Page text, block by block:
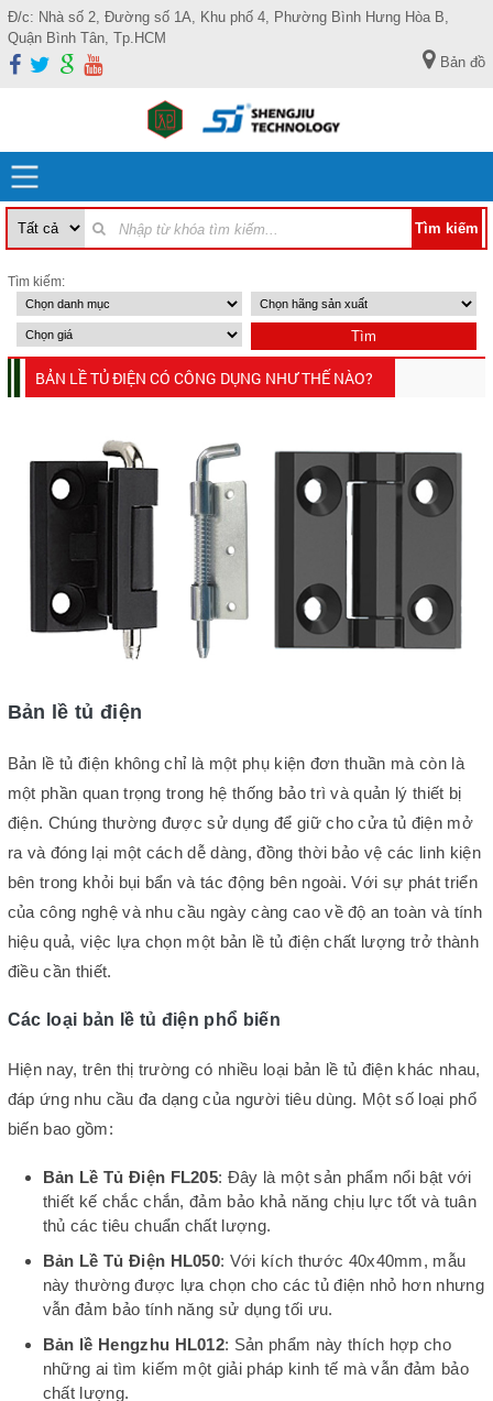
Đ/c: Nhà số 2, Đường số 1A, Khu phố 4, Phường Bình Hưng Hòa B,
Quận Bình Tân, Tp.HCM
Bản đồ
Tìm kiếm:
BẢN LỀ TỦ ĐIỆN CÓ CÔNG DỤNG NHƯ THẾ NÀO?
Bản lề tủ điện
Bản lề tủ điện không chỉ là một phụ kiện đơn thuần mà còn là
một phần quan trọng trong hệ thống bảo trì và quản lý thiết bị
điện. Chúng thường được sử dụng để giữ cho cửa tủ điện mở
ra và đóng lại một cách dễ dàng, đồng thời bảo vệ các linh kiện
bên trong khỏi bụi bẩn và tác động bên ngoài. Với sự phát triển
của công nghệ và nhu cầu ngày càng cao về độ an toàn và tính
hiệu quả, việc lựa chọn một bản lề tủ điện chất lượng trở thành
điều cần thiết.
Các loại bản lề tủ điện phổ biến
Hiện nay, trên thị trường có nhiều loại bản lề tủ điện khác nhau,
đáp ứng nhu cầu đa dạng của người tiêu dùng. Một số loại phổ
biến bao gồm:
Bản Lề Tủ Điện FL205: Đây là một sản phẩm nổi bật với
thiết kế chắc chắn, đảm bảo khả năng chịu lực tốt và tuân
thủ các tiêu chuẩn chất lượng.
Bản Lề Tủ Điện HL050: Với kích thước 40x40mm, mẫu
này thường được lựa chọn cho các tủ điện nhỏ hơn nhưng
vẫn đảm bảo tính năng sử dụng tối ưu.
Bản lề Hengzhu HL012: Sản phẩm này thích hợp cho
những ai tìm kiếm một giải pháp kinh tế mà vẫn đảm bảo
chất lượng.